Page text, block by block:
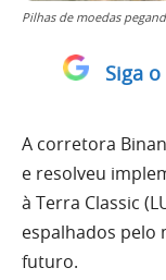
Pilhas de moedas
Siga
A corretora
e resolveu
à Terra Classic
espalhados pelo
futuro.